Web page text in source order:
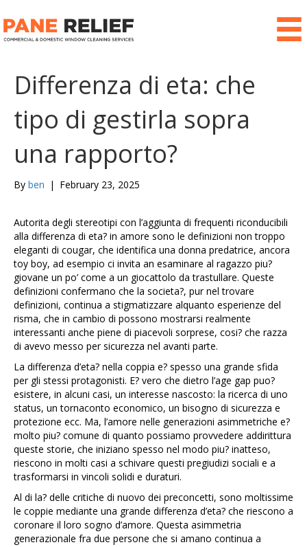
Differenza di eta: che
tipo di gestirla sopra
una rapporto?
By ben | February 23, 2025
Autorita degli stereotipi con l’aggiunta di frequenti riconducibili
alla differenza di eta? in amore sono le definizioni non troppo
eleganti di cougar, che identifica una donna predatrice, ancora
toy boy, ad esempio ci invita an esaminare al ragazzo piu?
giovane un po’ come a un giocattolo da trastullare. Queste
definizioni confermano che la societa?, pur nel trovare
definizioni, continua a stigmatizzare alquanto esperienze del
risma, che in cambio di possono mostrarsi realmente
interessanti anche piene di piacevoli sorprese, cosi? che razza
di avevo messo per sicurezza nel avanti parte.
La differenza d’eta? nella coppia e? spesso una grande sfida
per gli stessi protagonisti. E? vero che dietro l’age gap puo?
esistere, in alcuni casi, un interesse nascosto: la ricerca di uno
status, un tornaconto economico, un bisogno di sicurezza e
protezione ecc. Ma, l’amore nelle generazioni asimmetriche e?
molto piu? comune di quanto possiamo provvedere addirittura
queste storie, che iniziano spesso nel modo piu? inatteso,
riescono in molti casi a schivare questi pregiudizi sociali e a
trasformarsi in vincoli solidi e duraturi.
Al di la? delle critiche di nuovo dei preconcetti, sono moltissime
le coppie mediante una grande differenza d’eta? che riescono a
coronare il loro sogno d’amore. Questa asimmetria
generazionale fra due persone che si amano continua a